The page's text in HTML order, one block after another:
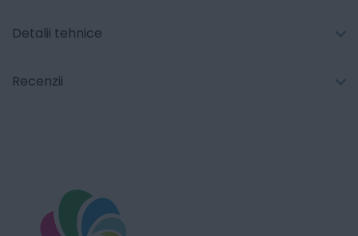
Detalii tehnice
Recenzii